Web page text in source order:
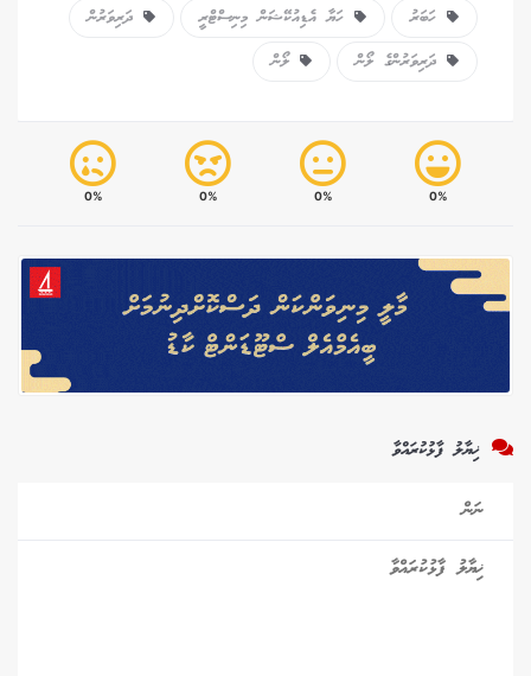
ހަބަރު ހަޔާ އެޑިއުކޭޝަން މިނިސްޓްރީ
ދަރިވަރުން
ދަރިވަރުންގެ ލޯން
ލޯން
0%
0%
0%
0%
ޚިޔާލު ފާޅުކުރައްވާ